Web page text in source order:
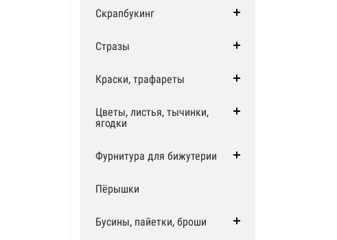
Скрапбукинг
Стразы
Краски, трафареты
Цветы, листья, тычинки,
ягодки
Фурнитура для бижутерии
Пёрышки
Бусины, пайетки, броши